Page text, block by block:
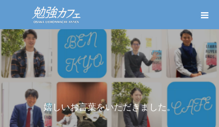
嬉 しいお言葉をいただきま し た 。